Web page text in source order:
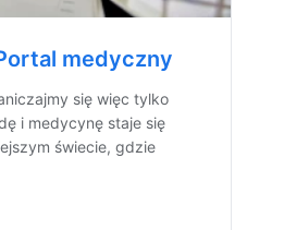
medyczny
się więc tylko
i medycynę staje się
świecie, gdzie